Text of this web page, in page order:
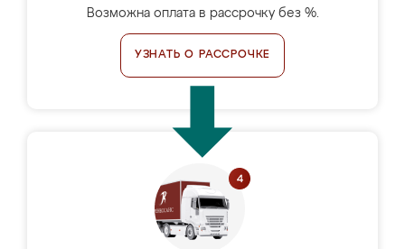
Возможна оплата в рассрочку без %.
УЗНАТЬ О РАССРОЧКЕ